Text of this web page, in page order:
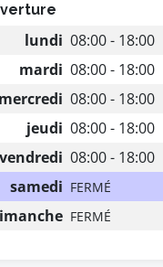
lundi 08:00 - 18:00
mardi 08:00 - 18:00
mercredi 08:00 - 18:00
jeudi 08:00 - 18:00
vendredi 08:00 - 18:00
samedi FERMÉ
FERMÉ